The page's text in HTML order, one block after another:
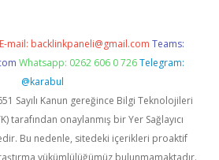
E-mail: backlinkpaneli@gmail.com Teams:
Whatsapp: 0262 606 0 726 Telegram:
@karabul
Sayılı Kanun gereğince Bilgi Teknolojileri
tarafından onaylanmış bir Yer Sağlayıcı
Bu nedenle, sitedeki içerikleri proaktif
yükümlülüğümüz bulunmamaktadır.